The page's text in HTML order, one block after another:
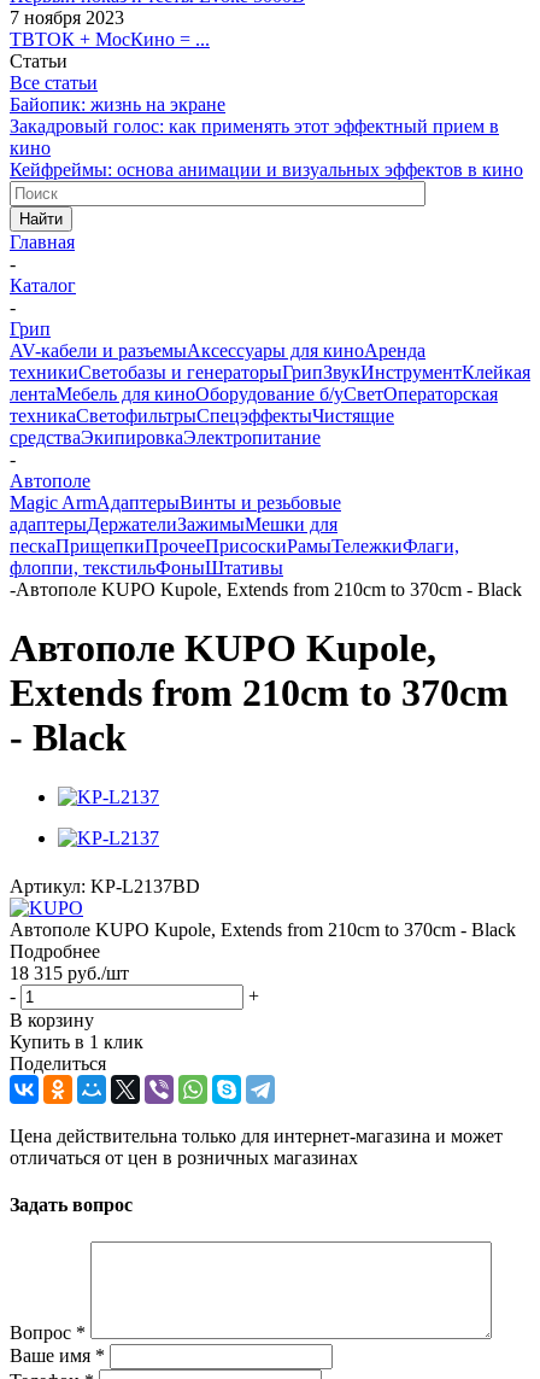
7 ноября 2023
ТВТОК + МосКино = ...
Статьи
Все статьи
Байопик: жизнь на экране
Закадровый голос: как применять этот эффектный прием в
кино
Кейфреймы: основа анимации и визуальных эффектов в кино
Найти
Главная
-
Каталог
-
Грип
AV-кабели и разъемыАксессуары для киноАренда
техникиСветобазы и генераторыГрипЗвукИнструментКлейкая
лентаМебель для киноОборудование б/уСветОператорская
техникаСветофильтрыСпецэффектыЧистящие
средстваЭкипировкаЭлектропитание
-
Автополе
Magic ArmАдаптерыВинты и резьбовые
адаптерыДержателиЗажимыМешки для
пескаПрищепкиПрочееПрисоскиРамыТележкиФлаги,
флоппи, текстильФоныШтативы
-Автополе KUPO Kupole, Extends from 210cm to 370cm - Black
Автополе KUPO Kupole,
Extends from 210cm to 370cm
- Black
Артикул: KP-L2137BD
Автополе KUPO Kupole, Extends from 210cm to 370cm - Black
Подробнее
18 315 руб./шт
-
+
В корзину
Купить в 1 клик
Поделиться
Цена действительна только для интернет-магазина и может
отличаться от цен в розничных магазинах
Задать вопрос
Вопрос *
Ваше имя *